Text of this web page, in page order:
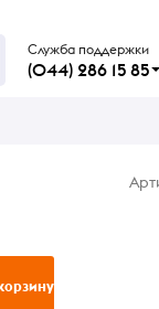
Служба поддержки
(044) 286 15 85